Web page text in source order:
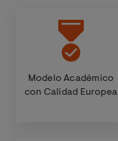
Modelo Académico
con Calidad Europea